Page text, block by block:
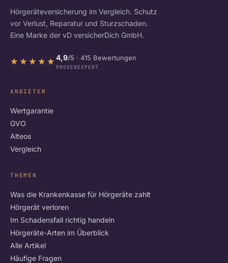
Hörgeräteversicherung im Vergleich. Schutz
vor Verlust, Reparatur und Sturzschaden.
Eine Marke der vD versicherDich GmbH.
★★★★★
★★★★★ 4,9/5 · 415 Bewertungen
PROVENEXPERT
ANBIETER
Wertgarantie
GVO
Alteos
Vergleich
THEMEN
Was die Krankenkasse für Hörgeräte zahlt
Hörgerät verloren
Im Schadensfall richtig handeln
Hörgeräte-Arten im Überblick
Alle Artikel
Häufige Fragen